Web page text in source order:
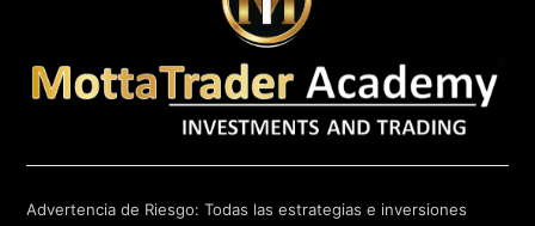
Advertencia de Riesgo: Todas las estrategias e inversiones